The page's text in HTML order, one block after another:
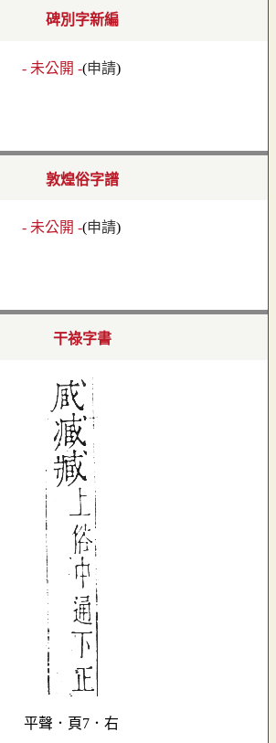
碑別字新編
- 未公開 -(申請)
敦煌俗字譜
- 未公開 -(申請)
干祿字書
平聲．頁7．右